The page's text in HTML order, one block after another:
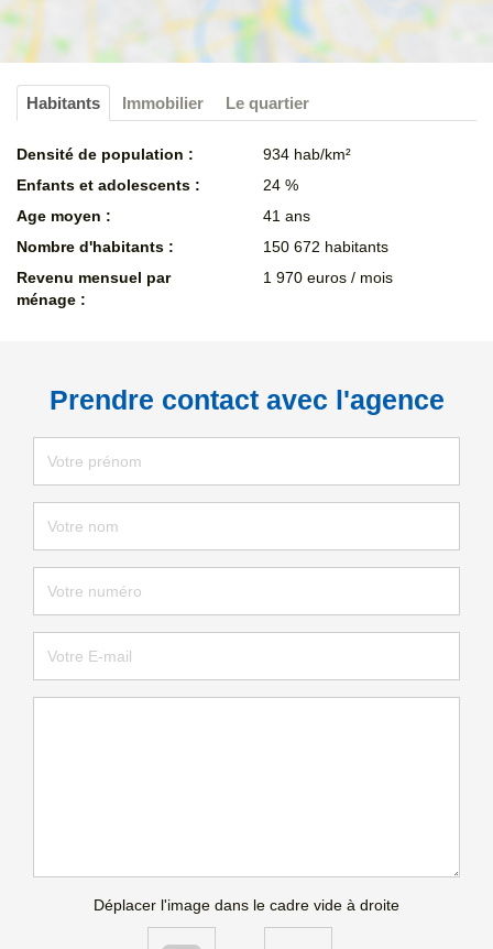
Habitants Immobilier Le quartier
Densité de population :
934 hab/km²
Enfants et adolescents :
24 %
Age moyen :
41 ans
Nombre d'habitants :
150 672 habitants
Revenu mensuel par
ménage :
1 970 euros / mois
Prendre contact avec l'agence
Déplacer l'image dans le cadre vide à droite